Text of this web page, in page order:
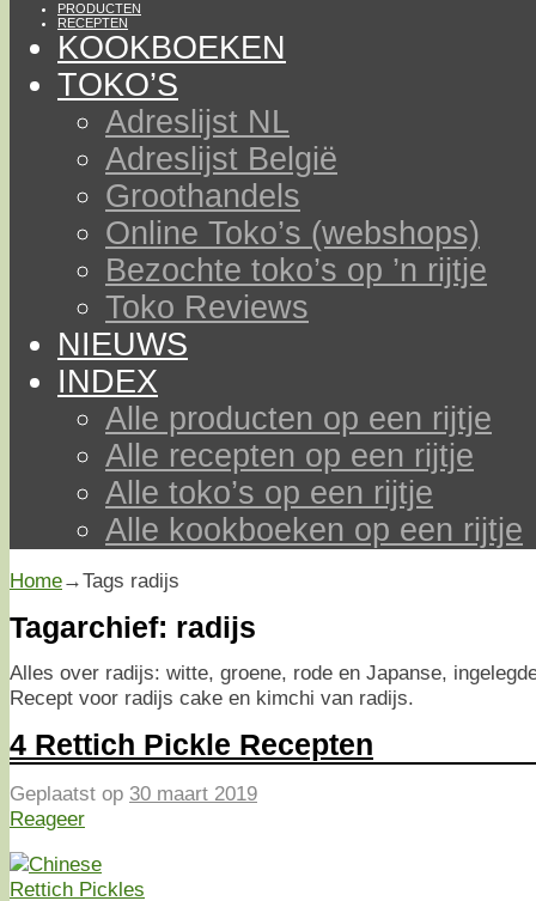
PRODUCTEN
RECEPTEN
KOOKBOEKEN
TOKO’S
Adreslijst NL
Adreslijst België
Groothandels
Online Toko’s (webshops)
Bezochte toko’s op ’n rijtje
Toko Reviews
NIEUWS
INDEX
Alle producten op een rijtje
Alle recepten op een rijtje
Alle toko’s op een rijtje
Alle kookboeken op een rijtje
Home→Tags radijs
Tagarchief: radijs
Alles over radijs: witte, groene, rode en Japanse,
Recept voor radijs cake en kimchi van radijs.
4 Rettich Pickle Recepten
Geplaatst op 30 maart 2019
Reageer